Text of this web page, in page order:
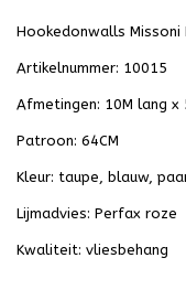
Hookedonwalls
Artikelnummer: 10015
Afmetingen: 10M lang x
Patroon: 64CM
Kleur: taupe, blauw,
Lijmadvies: Perfax roze
Kwaliteit: vliesbehang